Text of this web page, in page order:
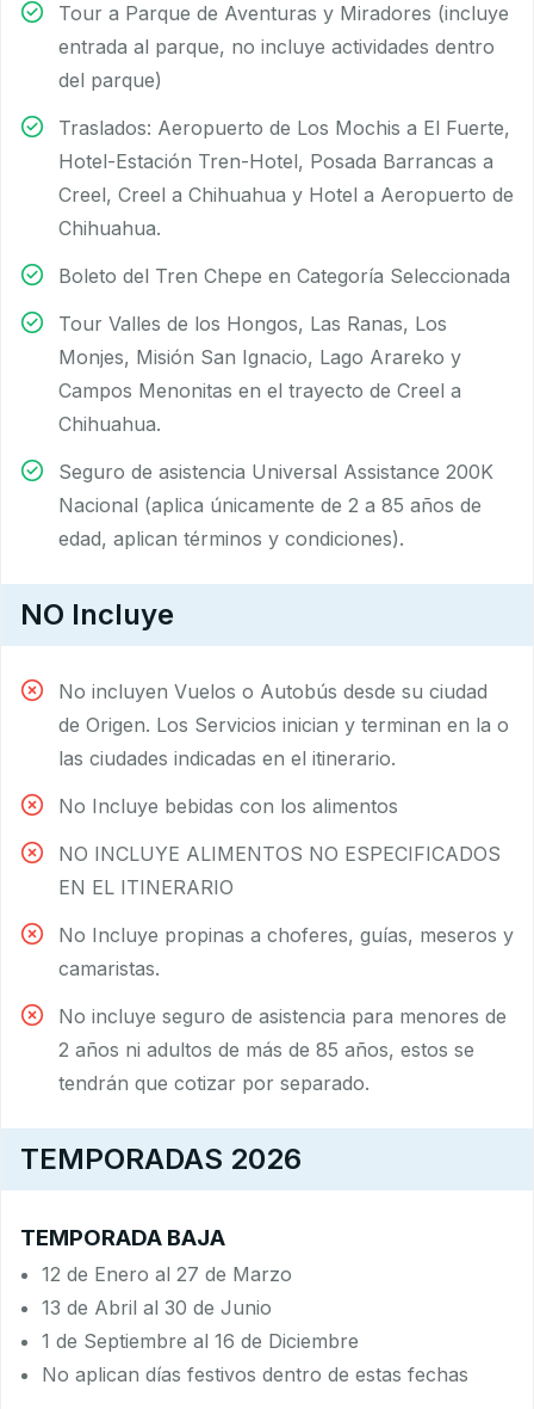
Tour a Parque de Aventuras y Miradores (incluye
entrada al parque, no incluye actividades dentro
del parque)
Traslados: Aeropuerto de Los Mochis a El Fuerte,
Hotel-Estación Tren-Hotel, Posada Barrancas a
Creel, Creel a Chihuahua y Hotel a Aeropuerto de
Chihuahua.
Boleto del Tren Chepe en Categoría Seleccionada
Tour Valles de los Hongos, Las Ranas, Los
Monjes, Misión San Ignacio, Lago Arareko y
Campos Menonitas en el trayecto de Creel a
Chihuahua.
Seguro de asistencia Universal Assistance 200K
Nacional (aplica únicamente de 2 a 85 años de
edad, aplican términos y condiciones).
NO Incluye
No incluyen Vuelos o Autobús desde su ciudad
de Origen. Los Servicios inician y terminan en la o
las ciudades indicadas en el itinerario.
No Incluye bebidas con los alimentos
NO INCLUYE ALIMENTOS NO ESPECIFICADOS
EN EL ITINERARIO
No Incluye propinas a choferes, guías, meseros y
camaristas.
No incluye seguro de asistencia para menores de
2 años ni adultos de más de 85 años, estos se
tendrán que cotizar por separado.
TEMPORADAS 2026
TEMPORADA BAJA
12 de Enero al 27 de Marzo
13 de Abril al 30 de Junio
1 de Septiembre al 16 de Diciembre
No aplican días festivos dentro de estas fechas